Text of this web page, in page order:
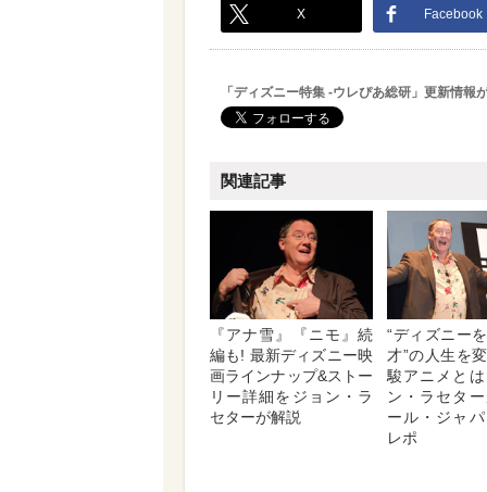
X Facebook
「ディズニー特集 -ウレぴあ総研」更新情報
関連記事
『アナ雪』『ニモ』続
編も! 最新ディズニー映
画ラインナップ&ストー
リー詳細をジョン・ラ
セターが解説
“ディズニー
才”の人生を
駿アニメと
ン・ラセタ
ール・ジャ
レポ